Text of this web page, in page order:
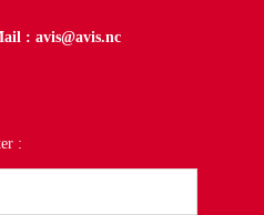
: avis@avis.nc
: